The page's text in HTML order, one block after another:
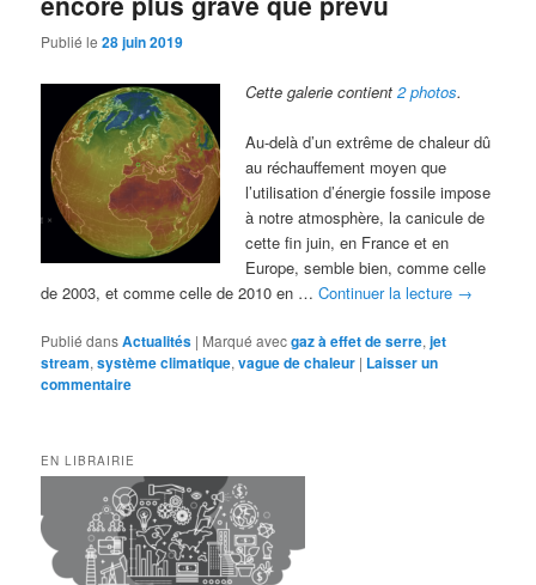
Publié le28 juin 2019
Cette galerie contient2 photos.
Au-delà d’un extrême de chaleur dû
au réchauffement moyen que
l’utilisation d’énergie fossile impose
à notre atmosphère, la canicule de
cette fin juin, en France et en
Europe, semble bien, comme celle
de 2003, et comme celle de 2010 en …Continuer la lecture →
Publié dansActualités | Marqué avecgaz à effet de serre,jet
stream,système climatique,vague de chaleur | Laisser un
commentaire
EN LIBRAIRIE